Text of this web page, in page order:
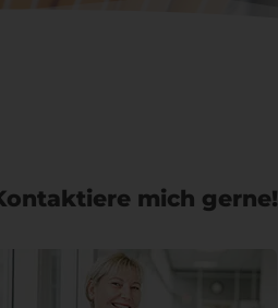
mich gerne!